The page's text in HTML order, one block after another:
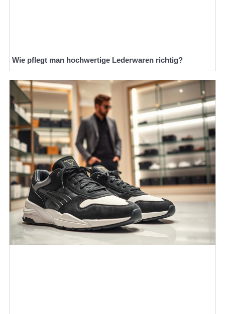
Wie pflegt man hochwertige Lederwaren richtig?